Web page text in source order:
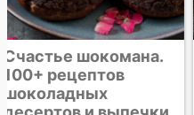
Эклеры с кофейным
кремом